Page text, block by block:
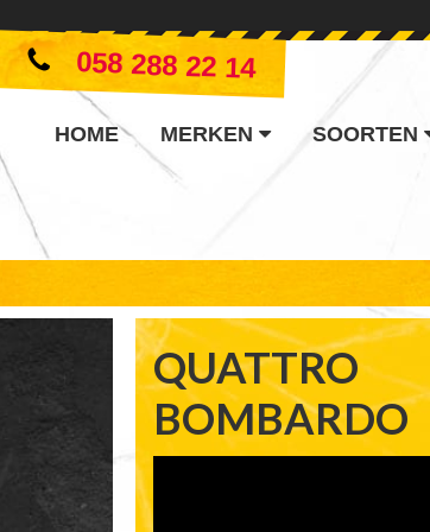
058 288 22 14
HOME MERKEN SOORTEN
QUATTRO
BOMBARDO